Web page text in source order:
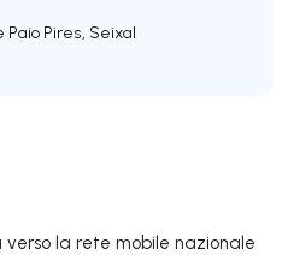
la rete mobile nazionale
Pires, Seixal